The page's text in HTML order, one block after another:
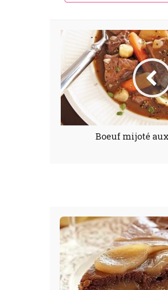
Boeuf mijoté